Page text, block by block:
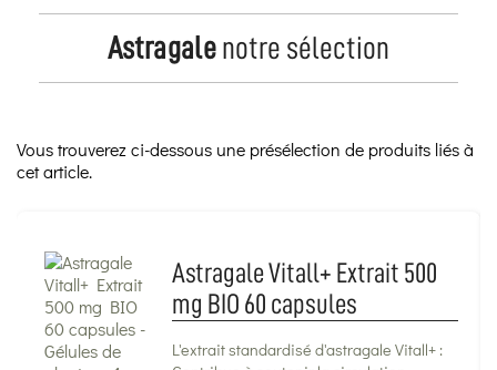
Astragalenotre sélection
Vous trouverez ci-dessous une présélection de produits liés à
cet article.
Astragale Vitall+ Extrait 500
mg BIO 60 capsules
L'extrait standardisé d'astragale Vitall+ :